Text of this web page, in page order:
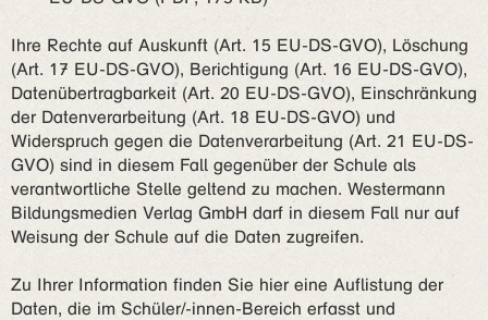
Ihre Rechte auf Auskunft (Art. 15 EU-DS-GVO), Löschung
(Art. 17 EU-DS-GVO), Berichtigung (Art. 16 EU-DS-GVO),
Datenübertragbarkeit (Art. 20 EU-DS-GVO), Einschränkung
der Datenverarbeitung (Art. 18 EU-DS-GVO) und
Widerspruch gegen die Datenverarbeitung (Art. 21 EU-DS-
GVO) sind in diesem Fall gegenüber der Schule als
verantwortliche Stelle geltend zu machen. Westermann
Bildungsmedien Verlag GmbH darf in diesem Fall nur auf
Weisung der Schule auf die Daten zugreifen.
Zu Ihrer Information finden Sie hier eine Auflistung der
Daten, die im Schüler/-innen-Bereich erfasst und